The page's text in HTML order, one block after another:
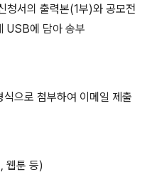
청서의 출력본(1부)와 공모전
USB에 담아 송부
으로 첨부하여 이메일 제출
, 웹툰 등)